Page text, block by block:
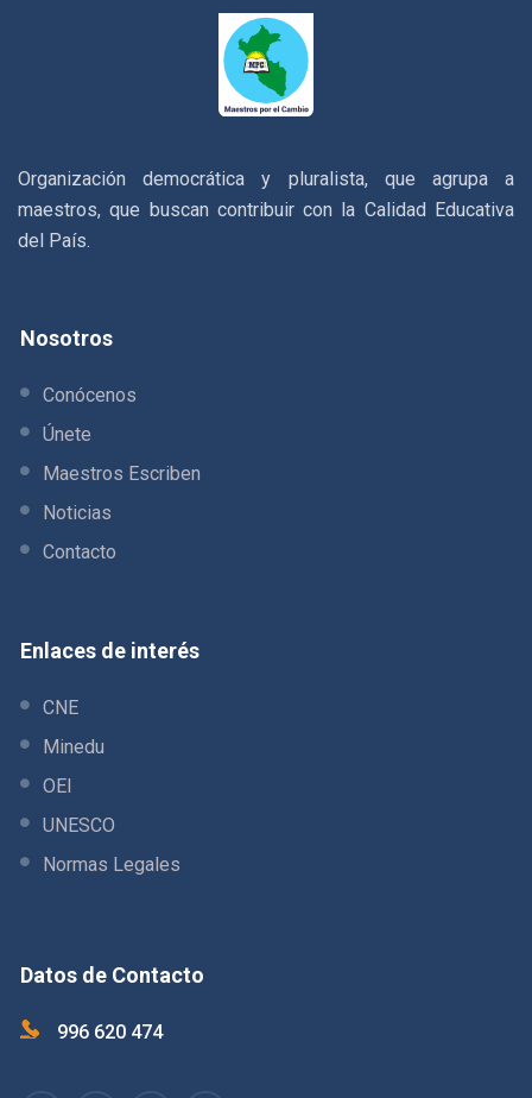
Organización democrática y pluralista, que agrupa a
maestros, que buscan contribuir con la Calidad Educativa
del País.
Nosotros
Conócenos
Únete
Maestros Escriben
Noticias
Contacto
Enlaces de interés
CNE
Minedu
OEI
UNESCO
Normas Legales
Datos de Contacto
996 620 474